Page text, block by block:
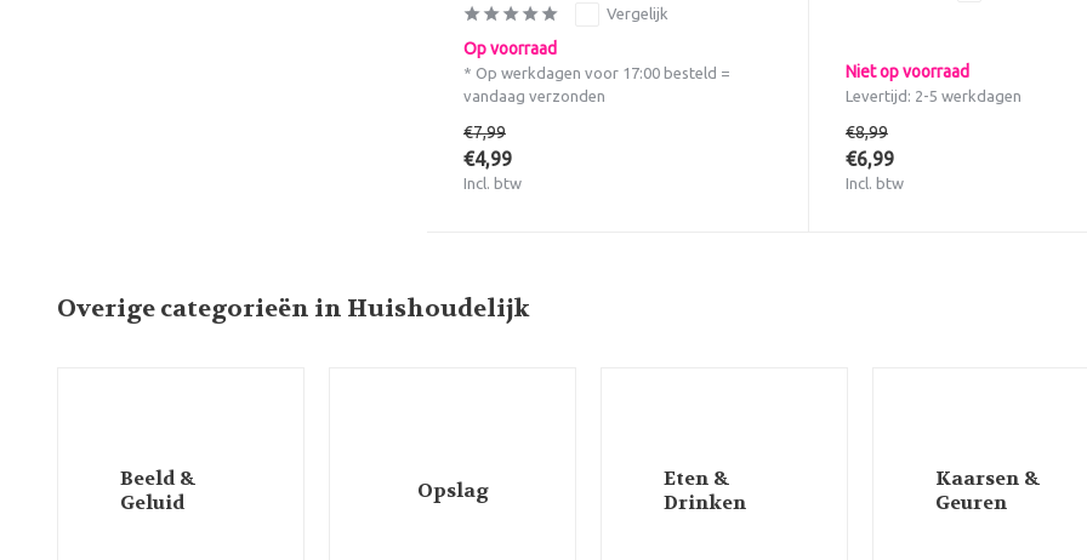
Vergelijk
Op voorraad
* Op werkdagen voor 17:00 besteld =
vandaag verzonden
€7,99
€4,99
Incl. btw
Niet op voorraad
Levertijd: 2-5 werkdagen
€8,99
€6,99
Incl. btw
Overige categorieën in Huishoudelijk
Beeld &
Geluid
Opslag
Eten &
Drinken
Kaarsen &
Geuren